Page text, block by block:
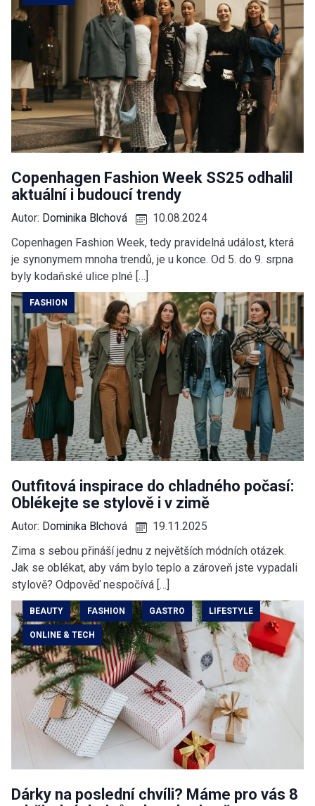
Copenhagen Fashion Week SS25 odhalil
aktuální i budoucí trendy
Autor: Dominika Blchová
10.08.2024
Copenhagen Fashion Week, tedy pravidelná událost, která
je synonymem mnoha trendů, je u konce. Od 5. do 9. srpna
byly kodaňské ulice plné […]
FASHION
Outfitová inspirace do chladného počasí:
Oblékejte se stylově i v zimě
Autor: Dominika Blchová
19.11.2025
Zima s sebou přináší jednu z největších módních otázek.
Jak se oblékat, aby vám bylo teplo a zároveň jste vypadali
stylově? Odpověď nespočívá […]
BEAUTY FASHION GASTRO LIFESTYLE
ONLINE & TECH
Dárky na poslední chvíli? Máme pro vás 8